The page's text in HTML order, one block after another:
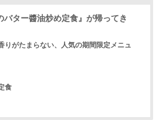
バター醬油炒め定食』が帰ってき
りがたまらない、人気の期間限定メニュ
食